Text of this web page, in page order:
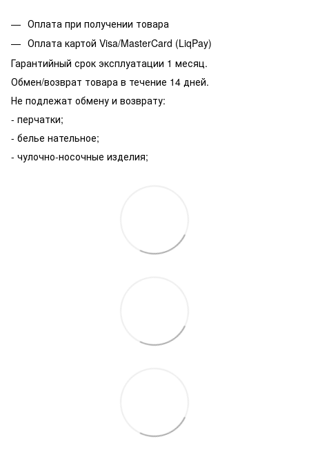
Оплата при получении товара
Оплата картой Visa/MasterCard (LiqPay)
Гарантийный срок эксплуатации 1 месяц.
Обмен/возврат товара в течение 14 дней.
Не подлежат обмену и возврату:
- перчатки;
- белье нательное;
- чулочно-носочные изделия;